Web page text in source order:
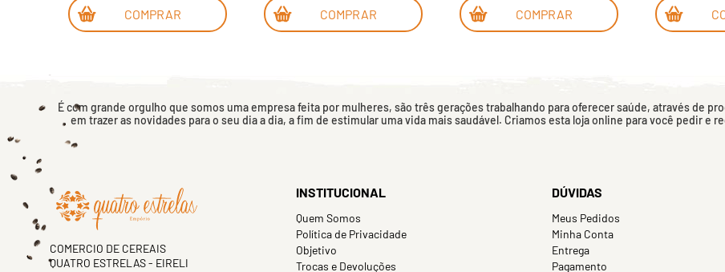
COMPRAR COMPRAR COMPRAR
É com grande orgulho que somos uma empresa feita por mulheres, são três gerações trabalhando para oferecer saúde, através de
em trazer as novidades para o seu dia a dia, a fim de estimular uma vida mais saudável. Criamos esta loja online para você pedir e
COMERCIO DE CEREAIS
QUATRO ESTRELAS - EIRELI
INSTITUCIONAL
Quem Somos
Política de Privacidade
Objetivo
Trocas e Devoluções
DÚVIDAS
Meus Pedidos
Minha Conta
Entrega
Pagamento